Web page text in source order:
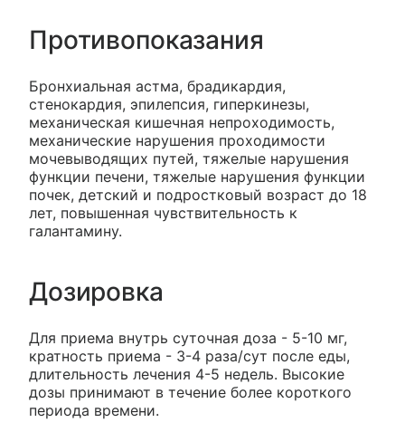
Противопоказания
Бронхиальная астма, брадикардия,
стенокардия, эпилепсия, гиперкинезы,
механическая кишечная непроходимость,
механические нарушения проходимости
мочевыводящих путей, тяжелые нарушения
функции печени, тяжелые нарушения функции
почек, детский и подростковый возраст до 18
лет, повышенная чувствительность к
галантамину.
Дозировка
Для приема внутрь суточная доза - 5-10 мг,
кратность приема - 3-4 раза/сут после еды,
длительность лечения 4-5 недель. Высокие
дозы принимают в течение более короткого
периода времени.